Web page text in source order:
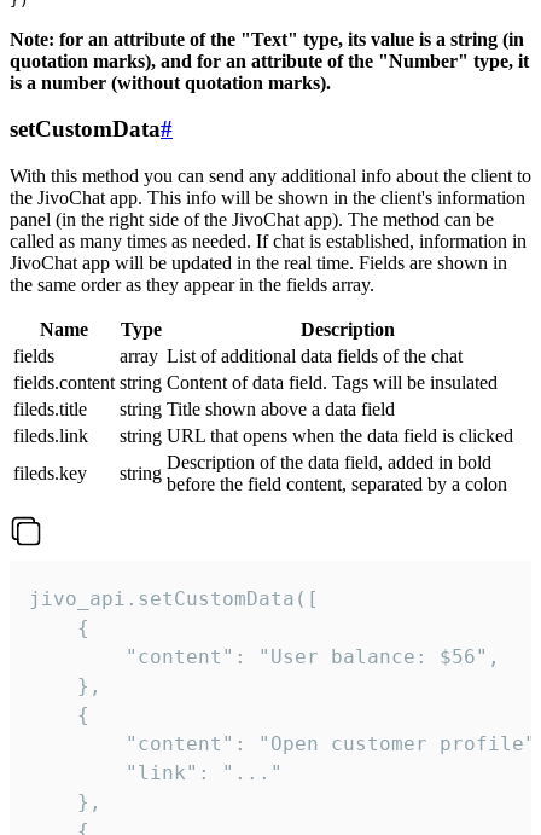
Note: for an attribute of the "Text" type, its value is a string (in
quotation marks), and for an attribute of the "Number" type, it
is a number (without quotation marks).
setCustomData#
With this method you can send any additional info about the client to
the JivoChat app. This info will be shown in the client's information
panel (in the right side of the JivoChat app). The method can be
called as many times as needed. If chat is established, information in
JivoChat app will be updated in the real time. Fields are shown in
the same order as they appear in the fields array.
Name Type
Description
fields
array List of additional data fields of the chat
fields.content string Content of data field. Tags will be insulated
fileds.title
string Title shown above a data field
fileds.link
string URL that opens when the data field is clicked
fileds.key
string
Description of the data field, added in bold
before the field content, separated by a colon
jivo_api.setCustomData([
    {
        "content": "User balance: $56",
    },
    {
"content": "Open customer
        "link": "..."
    },